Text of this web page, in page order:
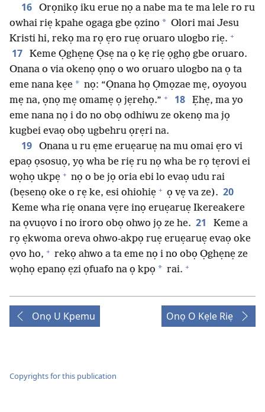
16
Orọnikọ iku erue nọ a nabe ma te ma lele ro ru
owhai riẹ kpahe ogaga gbe ọzino * Olori mai Jesu
Kristi hi, rekọ ma rọ ẹro ruẹ oruaro ulogbo riẹ. +
17
Keme Ọghẹnẹ Ọsẹ na ọ kẹ riẹ ọghọ gbe oruaro.
Onana o via okenọ ọnọ o wo oruaro ulogbo na ọ ta
eme nana kẹe * nọ: “Ọnana họ Ọmọzae mẹ, oyoyou
mẹ na, ọnọ mẹ omamẹ ọ jẹrehọ.” + 18
Ẹhẹ, ma yo
eme nana nọ i do no obọ odhiwu ze okenọ ma jọ
kugbei evaọ obọ ugbehru ọrẹri na.
19
Onana u ru ẹme eruẹaruẹ na mu omai ẹro vi
epaọ ọsosuọ, yọ wha be riẹ ru nọ wha be rọ tẹrovi ei
wọhọ ukpẹ + nọ o be jọ oria ebi lo evaọ udu rai
(bẹsenọ oke o rẹ ke, esi ohiohiẹ + ọ vẹ va ze). 20
Keme wha riẹ onana vẹre inọ eruẹaruẹ Ikereakere
na ọvuọvo i no iroro obọ ohwo jọ ze he. 21
Keme a
rọ ẹkwoma oreva ohwo-akpọ ruẹ eruẹaruẹ evaọ oke
ọvo ho, + rekọ ahwo a ta eme nọ i no obọ Ọghẹnẹ ze
wọhọ epanọ ẹzi ọfuafo na ọ kpọ * rai. +
Onọ U Kpemu Onọ O Kẹle Riẹ
Copyrights for this publication